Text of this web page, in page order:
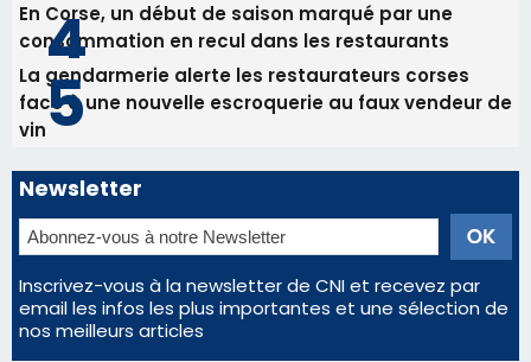
En Corse, un début de saison marqué par une
consommation en recul dans les restaurants
La gendarmerie alerte les restaurateurs corses
face à une nouvelle escroquerie au faux vendeur de
vin
Newsletter
Inscrivez-vous à la newsletter de CNI et recevez par
email les infos les plus importantes et une sélection de
nos meilleurs articles